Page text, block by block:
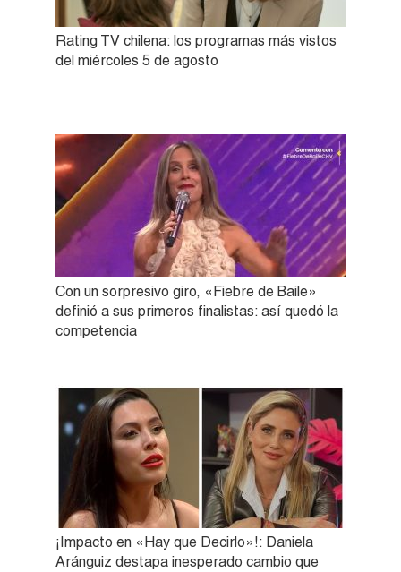
Rating TV chilena: los programas más vistos
del miércoles 5 de agosto
Con un sorpresivo giro, «Fiebre de Baile»
definió a sus primeros finalistas: así quedó la
competencia
¡Impacto en «Hay que Decirlo»!: Daniela
Aránguiz destapa inesperado cambio que